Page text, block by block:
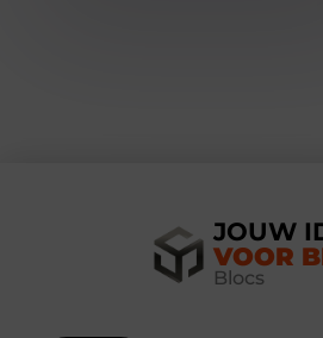
JOUW
VOOR
Blocs